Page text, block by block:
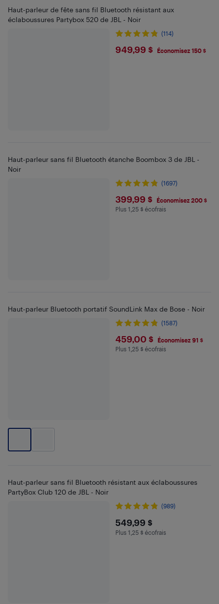
Haut-parleur de fête sans fil Bluetooth résistant aux
éclaboussures Partybox 520 de JBL - Noir
(114)
$949.99
949,99 $ Économisez 150 $
Haut-parleur sans fil Bluetooth étanche Boombox 3 de JBL -
Noir
(1697)
$399.99
399,99 $ Économisez 200 $
Plus 1.25 $ en écofrais
Plus 1,25 $ écofrais
Haut-parleur Bluetooth portatif SoundLink Max de Bose - Noir
(1587)
$459
459,00 $ Économisez 91 $
Plus 1.25 $ en écofrais
Plus 1,25 $ écofrais
Haut-parleur sans fil Bluetooth résistant aux éclaboussures
PartyBox Club 120 de JBL - Noir
(989)
$549.99
549,99 $
Plus 1.25 $ en écofrais
Plus 1,25 $ écofrais